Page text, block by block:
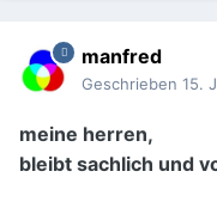
manfred
Geschrieben 15.
meine herren,
bleibt sachlich und